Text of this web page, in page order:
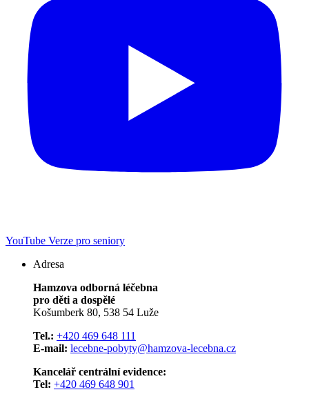
YouTube Verze pro seniory
Adresa
Hamzova odborná léčebna
pro děti a dospělé
Košumberk 80, 538 54 Luže
Tel.: +420 469 648 111
E-mail: lecebne-pobyty@hamzova-lecebna.cz
Kancelář centrální evidence:
Tel: +420 469 648 901